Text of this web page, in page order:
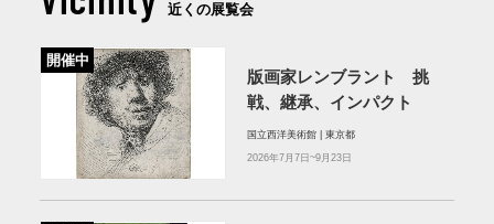
近くの展覧会
開催中
版画家レンブラント 挑
戦、継承、インパクト
国立西洋美術館 | 東京都
2026年7月7日~9月23日